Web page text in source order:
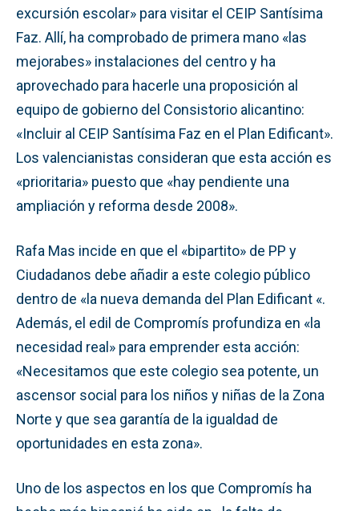
excursión escolar» para visitar el CEIP Santísima
Faz. Allí, ha comprobado de primera mano «las
mejorabes» instalaciones del centro y ha
aprovechado para hacerle una proposición al
equipo de gobierno del Consistorio alicantino:
«Incluir al CEIP Santísima Faz en el Plan Edificant».
Los valencianistas consideran que esta acción es
«prioritaria» puesto que «hay pendiente una
ampliación y reforma desde 2008».
Rafa Mas incide en que el «bipartito» de PP y
Ciudadanos debe añadir a este colegio público
dentro de «la nueva demanda del Plan Edificant «.
Además, el edil de Compromís profundiza en «la
necesidad real» para emprender esta acción:
«Necesitamos que este colegio sea potente, un
ascensor social para los niños y niñas de la Zona
Norte y que sea garantía de la igualdad de
oportunidades en esta zona».
Uno de los aspectos en los que Compromís ha